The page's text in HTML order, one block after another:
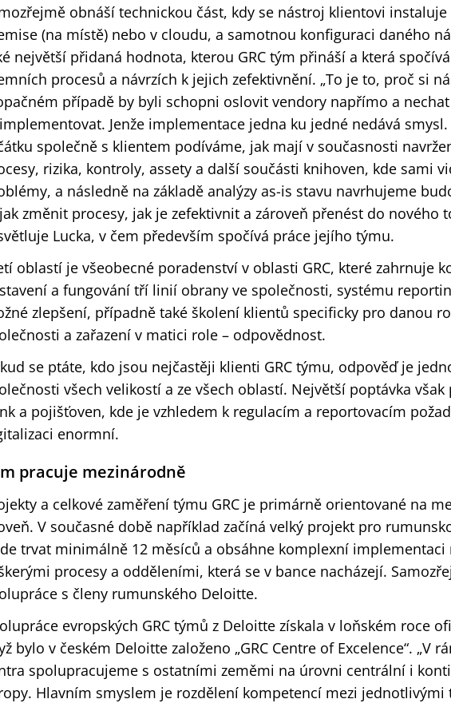
obnáší technickou část, kdy se nástroj klientovi instaluje
(na místě) nebo v cloudu, a samotnou konfiguraci daného
největší přidaná hodnota, kterou GRC tým přináší a která
procesů a návrzích k jejich zefektivnění. „To je to, proč si
případě by byli schopni oslovit vendory napřímo a
Jenže implementace jedna ku jedné nedává smysl.
společně s klientem podíváme, jak mají v současnosti
rizika, kontroly, assety a další součásti knihoven, kde sami
a následně na základě analýzy as-is stavu navrhujeme
změnit procesy, jak je zefektivnit a zároveň přenést do nového
Lucka, v čem především spočívá práce jejího týmu.
oblastí je všeobecné poradenství v oblasti GRC, které zahrnuje
a fungování tří linií obrany ve společnosti, systému
zlepšení, případně také školení klientů specificky pro danou
a zařazení v matici role – odpovědnost.
se ptáte, kdo jsou nejčastěji klienti GRC týmu, odpověď je
všech velikostí a ze všech oblastí. Největší poptávka však
a pojišťoven, kde je vzhledem k regulacím a reportovacím
enormní.
pracuje mezinárodně
a celkové zaměření týmu GRC je primárně orientované na
V současné době například začíná velký projekt pro
trvat minimálně 12 měsíců a obsáhne komplexní implementaci
procesy a odděleními, která se v bance nacházejí.
s členy rumunského Deloitte.
evropských GRC týmů z Deloitte získala v loňském roce
bylo v českém Deloitte založeno „GRC Centre of Excelence“. „V
spolupracujeme s ostatními zeměmi na úrovni centrální i
Hlavním smyslem je rozdělení kompetencí mezi jednotlivými